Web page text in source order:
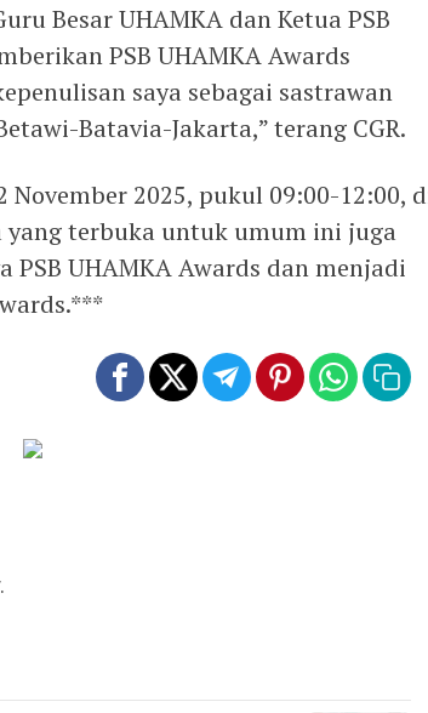
Besar UHAMKA dan Ketua PSB
PSB UHAMKA Awards
saya sebagai sastrawan
Batavia-Jakarta,” terang CGR.
2025, pukul 09:00-12:00,
yang terbuka untuk umum ini juga
UHAMKA Awards dan menjadi